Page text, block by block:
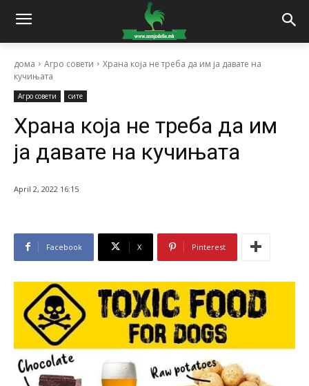
дома Агро совети
Храна која не треба да им ја давате на
кучињата
Агро совети сите
Храна која не треба да им
ја давате на кучињата
April 2, 2022 16:15
Facebook X Pinterest